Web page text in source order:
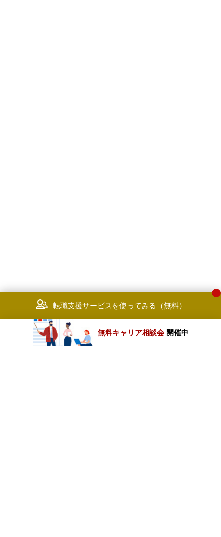
転職支援サービスを使ってみる（無料）
無料キャリア相談会 開催中